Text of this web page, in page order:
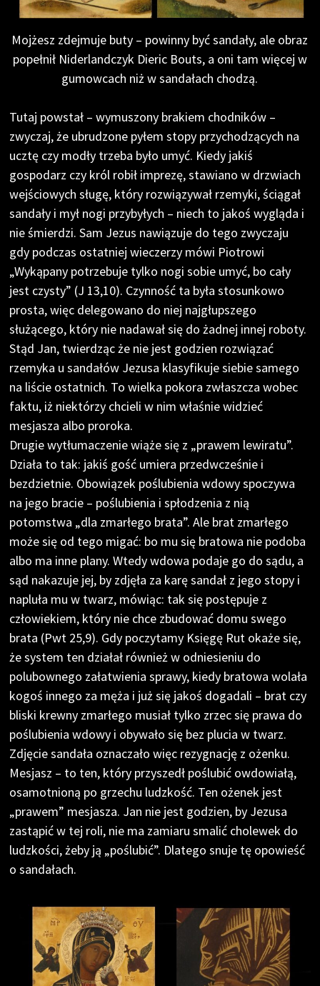
Mojżesz zdejmuje buty – powinny być sandały, ale obraz
popełnił Niderlandczyk Dieric Bouts, a oni tam więcej w
gumowcach niż w sandałach chodzą.
Tutaj powstał – wymuszony brakiem chodników –
zwyczaj, że ubrudzone pyłem stopy przychodzących na
ucztę czy modły trzeba było umyć. Kiedy jakiś
gospodarz czy król robił imprezę, stawiano w drzwiach
wejściowych sługę, który rozwiązywał rzemyki, ściągał
sandały i mył nogi przybyłych – niech to jakoś wygląda i
nie śmierdzi. Sam Jezus nawiązuje do tego zwyczaju
gdy podczas ostatniej wieczerzy mówi Piotrowi
„Wykąpany potrzebuje tylko nogi sobie umyć, bo cały
jest czysty” (J 13,10). Czynność ta była stosunkowo
prosta, więc delegowano do niej najgłupszego
służącego, który nie nadawał się do żadnej innej roboty.
Stąd Jan, twierdząc że nie jest godzien rozwiązać
rzemyka u sandałów Jezusa klasyfikuje siebie samego
na liście ostatnich. To wielka pokora zwłaszcza wobec
faktu, iż niektórzy chcieli w nim właśnie widzieć
mesjasza albo proroka.
Drugie wytłumaczenie wiąże się z „prawem lewiratu”.
Działa to tak: jakiś gość umiera przedwcześnie i
bezdzietnie. Obowiązek poślubienia wdowy spoczywa
na jego bracie – poślubienia i spłodzenia z nią
potomstwa „dla zmarłego brata”. Ale brat zmarłego
może się od tego migać: bo mu się bratowa nie podoba
albo ma inne plany. Wtedy wdowa podaje go do sądu, a
sąd nakazuje jej, by zdjęła za karę sandał z jego stopy i
napluła mu w twarz, mówiąc: tak się postępuje z
człowiekiem, który nie chce zbudować domu swego
brata (Pwt 25,9). Gdy poczytamy Księgę Rut okaże się,
że system ten działał również w odniesieniu do
polubownego załatwienia sprawy, kiedy bratowa wolała
kogoś innego za męża i już się jakoś dogadali – brat czy
bliski krewny zmarłego musiał tylko zrzec się prawa do
poślubienia wdowy i obywało się bez plucia w twarz.
Zdjęcie sandała oznaczało więc rezygnację z ożenku.
Mesjasz – to ten, który przyszedł poślubić owdowiałą,
osamotnioną po grzechu ludzkość. Ten ożenek jest
„prawem” mesjasza. Jan nie jest godzien, by Jezusa
zastąpić w tej roli, nie ma zamiaru smalić cholewek do
ludzkości, żeby ją „poślubić”. Dlatego snuje tę opowieść
o sandałach.